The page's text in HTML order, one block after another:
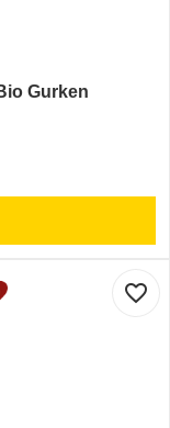
Gurken
favorite_border